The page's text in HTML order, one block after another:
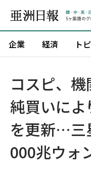
企業 経済 ト
コスピ、
純買いに
を更新…三
000兆ウォ